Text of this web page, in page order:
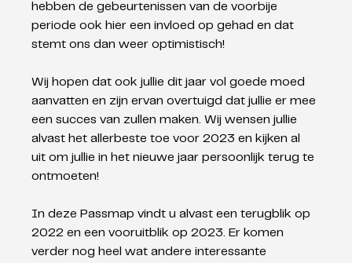
hebben de gebeurtenissen van de voorbije
periode ook hier een invloed op gehad en dat
stemt ons dan weer optimistisch!
Wij hopen dat ook jullie dit jaar vol goede moed
aanvatten en zijn ervan overtuigd dat jullie er mee
een succes van zullen maken. Wij wensen jullie
alvast het allerbeste toe voor 2023 en kijken al
uit om jullie in het nieuwe jaar persoonlijk terug te
ontmoeten!
In deze Passmap vindt u alvast een terugblik op
2022 en een vooruitblik op 2023. Er komen
verder nog heel wat andere interessante